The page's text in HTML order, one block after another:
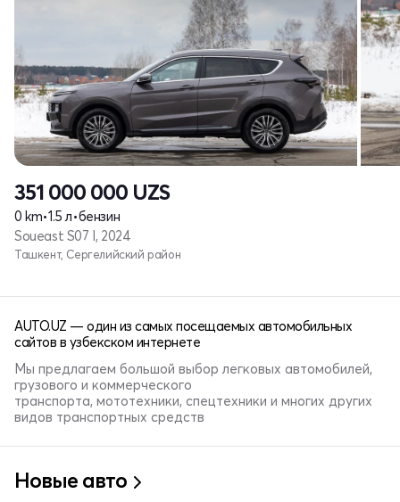
351 000 000 UZS
0 km•1.5 л•бензин
Soueast S07 I, 2024
Ташкент, Сергелийский район
AUTO.UZ — один из самых посещаемых автомобильных
сайтов в узбекском интернете
Мы предлагаем большой выбор легковых автомобилей,
грузового и коммерческого
транспорта, мототехники, спецтехники и многих других
видов транспортных средств
Новые авто